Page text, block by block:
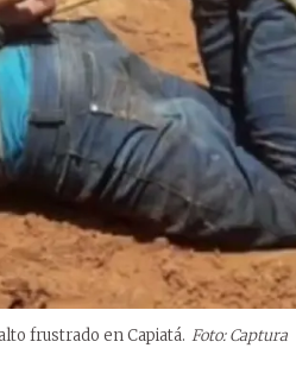
frustrado en Capiatá. Foto: Captura